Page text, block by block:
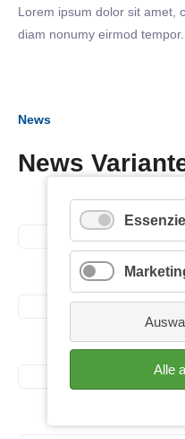
Lorem ipsum dolor sit amet,
diam nonumy eirmod tempor.
News
News 16.
Essenziell
Alle